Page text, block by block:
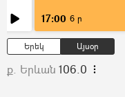
17:00 6 ր
Երեկ Այսօր
ք. Երևան 106.0